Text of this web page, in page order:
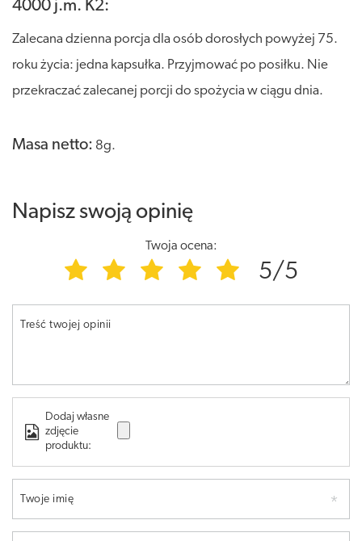
4000 j.m. K2:
Zalecana dzienna porcja dla osób dorosłych powyżej 75.
roku życia: jedna kapsułka. Przyjmować po posiłku. Nie
przekraczać zalecanej porcji do spożycia w ciągu dnia.
Masa netto: 8g.
Napisz swoją opinię
Twoja ocena:
5/5
Treść twojej opinii
Dodaj własne
zdjęcie
produktu:
Twoje imię